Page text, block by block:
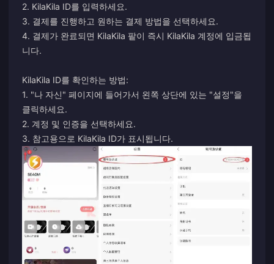
2. KilaKila ID를 입력하세요.
3. 결제를 진행하고 원하는 결제 방법을 선택하세요.
4. 결제가 완료되면 KilaKila 팥이 즉시 KilaKila 계정에 입금됩
니다.
KilaKila ID를 확인하는 방법:
1. "나 자신" 페이지에 들어가서 왼쪽 상단에 있는 "설정"을
클릭하세요.
2. 계정 및 인증을 선택하세요.
3. 참고용으로 KilaKila ID가 표시됩니다.